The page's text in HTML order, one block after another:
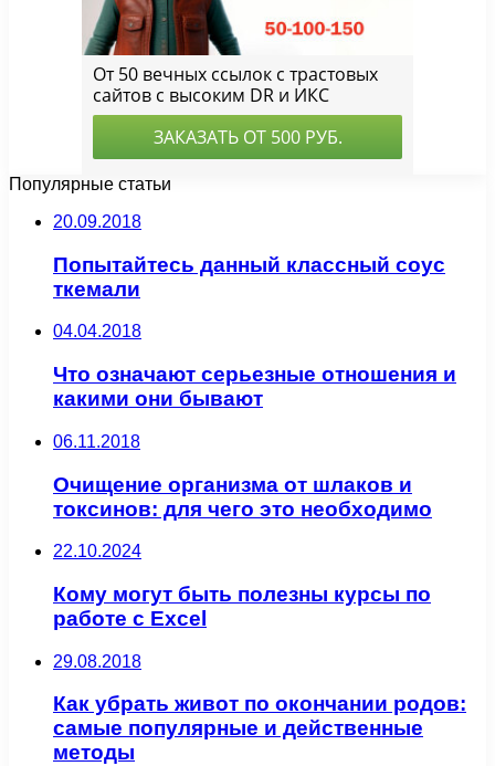
Популярные статьи
20.09.2018
Попытайтесь данный классный соус
ткемали
04.04.2018
Что означают серьезные отношения и
какими они бывают
06.11.2018
Очищение организма от шлаков и
токсинов: для чего это необходимо
22.10.2024
Кому могут быть полезны курсы по
работе с Excel
29.08.2018
Как убрать живот по окончании родов:
самые популярные и действенные
методы